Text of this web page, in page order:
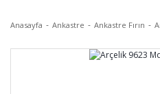
Anasayfa Ankastre Ankastre Fırın